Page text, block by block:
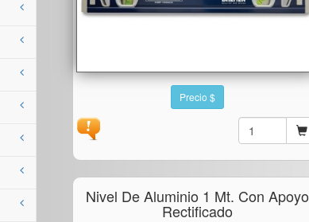
Precio $
Nivel De Aluminio 1 Mt. Con Apoyo
Rectificado